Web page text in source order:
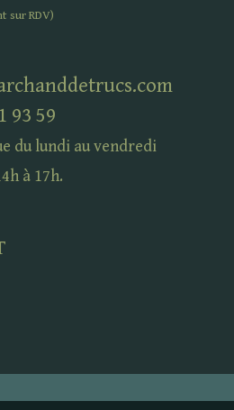
surRDV)
93 59
du lundi au vendredi
à 17h.